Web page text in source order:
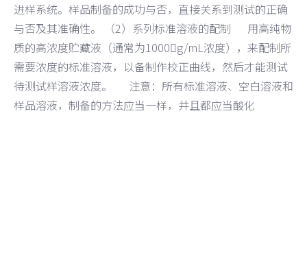
进样系统。样品制备的成功与否，直接关系到测试的正确
与否及其准确性。 （2）系列标准溶液的配制 用高纯物
质的高浓度贮藏液（通常为1000g/mL浓度），来配制所
需要浓度的标准溶液，以备制作校正曲线，然后才能测试
待测试样溶液浓度。 注意：所有标准溶液、空白溶液和
样品溶液，制备的方法应当一样，并且都应当酸化